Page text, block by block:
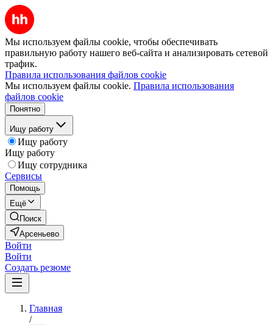
Мы используем файлы cookie, чтобы обеспечивать
правильную работу нашего веб-сайта и анализировать сетевой
трафик.
Правила использования файлов cookie
Мы используем файлы cookie. Правила использования
файлов cookie
Понятно
Ищу работу
Ищу работу
Ищу работу
Ищу сотрудника
Сервисы
Помощь
Ещё
Поиск
Арсеньево
Войти
Войти
Создать резюме
Главная
/